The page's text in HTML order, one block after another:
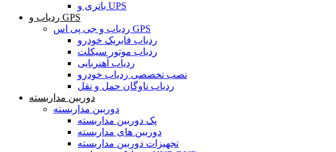
باتری و UPS
ردیاب و GPS
ردیاب و جی پی اس GPS
ردیاب فابریک خودرو
ردیاب موتور سیکلت
ردیاب آهنربایی
نصب تخصصی ردیاب خودرو
ردیاب ناوگان حمل و نقل
دوربین مداربسته
دوربین مداربسته
پک دوربین مداربسته
دوربین های مداربسته
تجهیزات دوربین مداربسته